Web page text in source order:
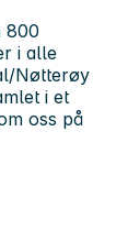
800
i alle
Nøtterøy
i et
oss på